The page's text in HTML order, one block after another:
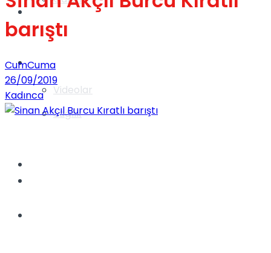
Videolar
Gündem
Yaşam
Sağlık
barıştı
CumCuma
26/09/2019
Kadınca